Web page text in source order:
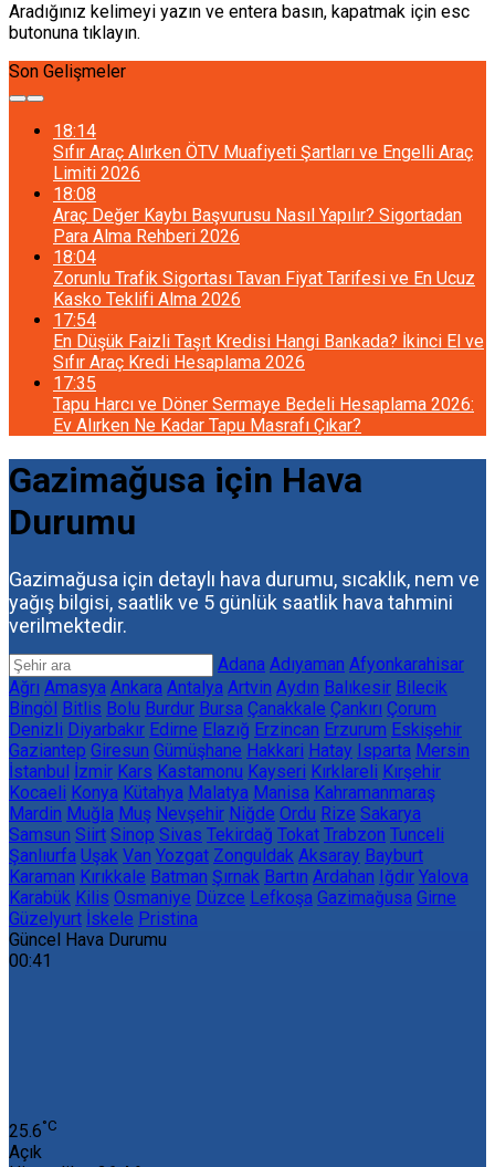
Aradığınız kelimeyi yazın ve entera basın, kapatmak için esc
butonuna tıklayın.
Son Gelişmeler
18:14
Sıfır Araç Alırken ÖTV Muafiyeti Şartları ve Engelli Araç
Limiti 2026
18:08
Araç Değer Kaybı Başvurusu Nasıl Yapılır? Sigortadan
Para Alma Rehberi 2026
18:04
Zorunlu Trafik Sigortası Tavan Fiyat Tarifesi ve En Ucuz
Kasko Teklifi Alma 2026
17:54
En Düşük Faizli Taşıt Kredisi Hangi Bankada? İkinci El ve
Sıfır Araç Kredi Hesaplama 2026
17:35
Tapu Harcı ve Döner Sermaye Bedeli Hesaplama 2026:
Ev Alırken Ne Kadar Tapu Masrafı Çıkar?
Gazimağusa için Hava
Durumu
Gazimağusa için detaylı hava durumu, sıcaklık, nem ve
yağış bilgisi, saatlik ve 5 günlük saatlik hava tahmini
verilmektedir.
Adana Adıyaman Afyonkarahisar
Ağrı Amasya Ankara Antalya Artvin Aydın Balıkesir Bilecik
Bingöl Bitlis Bolu Burdur Bursa Çanakkale Çankırı Çorum
Denizli Diyarbakır Edirne Elazığ Erzincan Erzurum Eskişehir
Gaziantep Giresun Gümüşhane Hakkari Hatay Isparta Mersin
İstanbul İzmir Kars Kastamonu Kayseri Kırklareli Kırşehir
Kocaeli Konya Kütahya Malatya Manisa Kahramanmaraş
Mardin Muğla Muş Nevşehir Niğde Ordu Rize Sakarya
Samsun Siirt Sinop Sivas Tekirdağ Tokat Trabzon Tunceli
Şanlıurfa Uşak Van Yozgat Zonguldak Aksaray Bayburt
Karaman Kırıkkale Batman Şırnak Bartın Ardahan Iğdır Yalova
Karabük Kilis Osmaniye Düzce Lefkoşa Gazimağusa Girne
Güzelyurt İskele Pristina
Güncel Hava Durumu
00:41
25.6‎°C
Açık